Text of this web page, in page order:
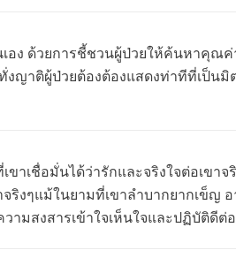
อง ด้วยการชี้ชวนผู้ป่วยให้ค้นหาคุ
ญาติผู้ป่วยต้องต้องแสดงท่าทีที่เป็น
าเชื่อมั่นได้ว่ารักและจริงใจต่อเขา
ริงๆแม้ในยามที่เขาลำบากยากเข็ญ
มสงสารเข้าใจเห็นใจและปฏิบัติดีต่